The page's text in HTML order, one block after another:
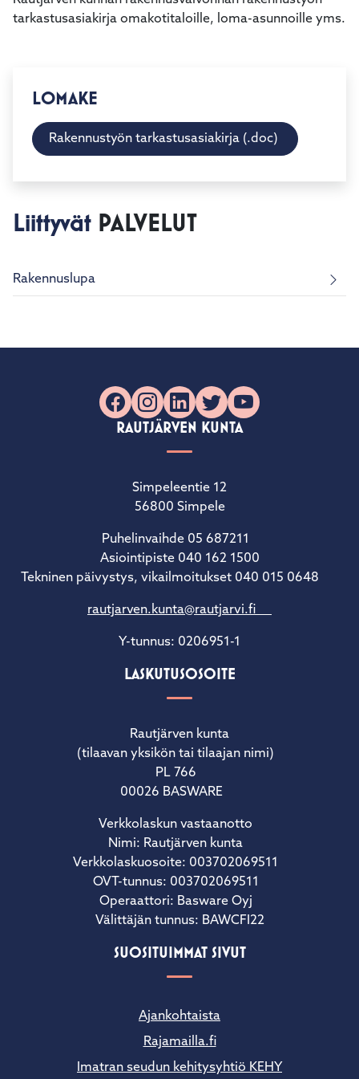
tarkastusasiakirja omakotitaloille, loma-asunnoille yms.
LOMAKE
Rakennustyön tarkastusasiakirja (.doc)
Liittyvät PALVELUT
Rakennuslupa
Facebook
Instagram
LinkedIn
X YouTube
RAUTJÄRVEN KUNTA
Simpeleentie 12
56800 Simpele
Puhelinvaihde 05 687211
Asiointipiste 040 162 1500
Tekninen päivystys, vikailmoitukset 040 015 0648
rautjarven.kunta@rautjarvi.fi
Y-tunnus: 0206951-1
LASKUTUSOSOITE
Rautjärven kunta
(tilaavan yksikön tai tilaajan nimi)
PL 766
00026 BASWARE
Verkkolaskun vastaanotto
Nimi: Rautjärven kunta
Verkkolaskuosoite: 003702069511
OVT-tunnus: 003702069511
Operaattori: Basware Oyj
Välittäjän tunnus: BAWCFI22
SUOSITUIMMAT SIVUT
Ajankohtaista
Rajamailla.fi
Imatran seudun kehitysyhtiö KEHY